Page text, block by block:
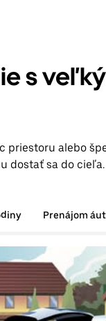
s
priestoru alebo
dostať sa do cieľa.
Prenájom áut